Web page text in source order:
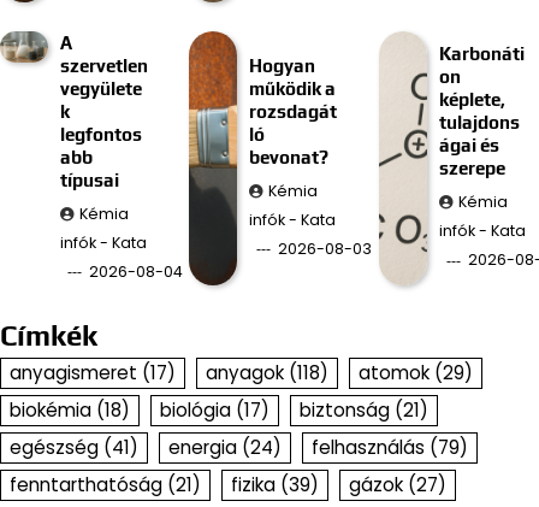
A
szervetlen
vegyülete
k
legfontos
abb
típusai
Kémia
infók - Kata
2026-08-04
Hogyan
működik a
rozsdagát
ló
bevonat?
Kémia
infók - Kata
2026-08-03
Karbonáti
on
képlete,
tulajdons
ágai és
szerepe
Kémia
infók - Kata
2026-
Címkék
anyagismeret (17) anyagok (118) atomok (29)
biokémia (18) biológia (17) biztonság (21)
egészség (41) energia (24) felhasználás (79)
fenntarthatóság (21) fizika (39) gázok (27)